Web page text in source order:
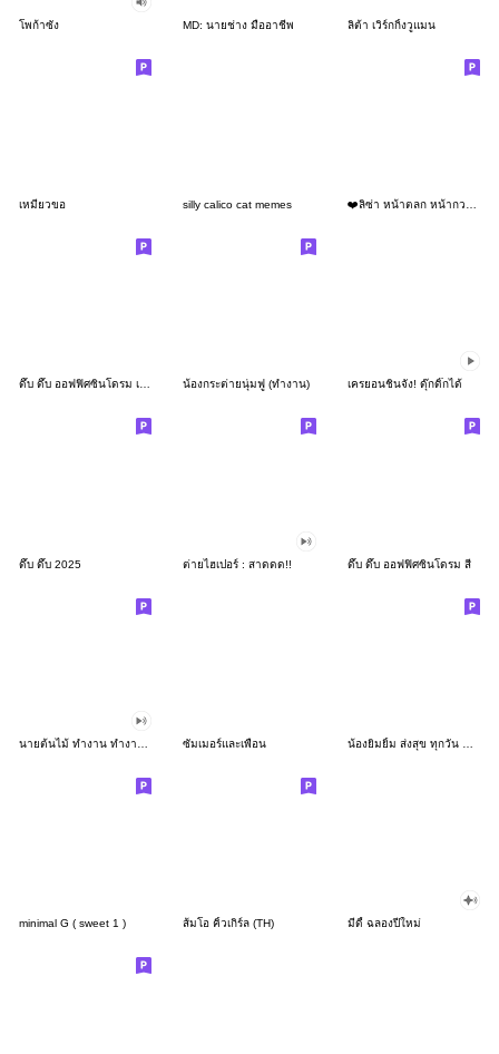
โพก้าซัง MD: นายช่าง มืออาชีพ ลิต้า เวิร์กกิ้งวูแมน
เหมียวขอ silly calico cat memes
ดึ๊บ ดึ๊บ ออฟฟิศซินโดรม เก้า น้องกระต่ายนุ่มฟู (ทำงาน) เครยอนชินจัง! ดุ๊กดิ๊กได้
ดึ๊บ ดึ๊บ 2025 ต่ายไฮเปอร์ : สาดดด!! ดึ๊บ ดึ๊บ ออฟฟิศซินโดรม สี่
ซัมเมอร์และเพื่อน
minimal G ( sweet 1 ) ส้มโอ คิ้วเกิร์ล (TH) มีดี้ ฉลองปีใหม่